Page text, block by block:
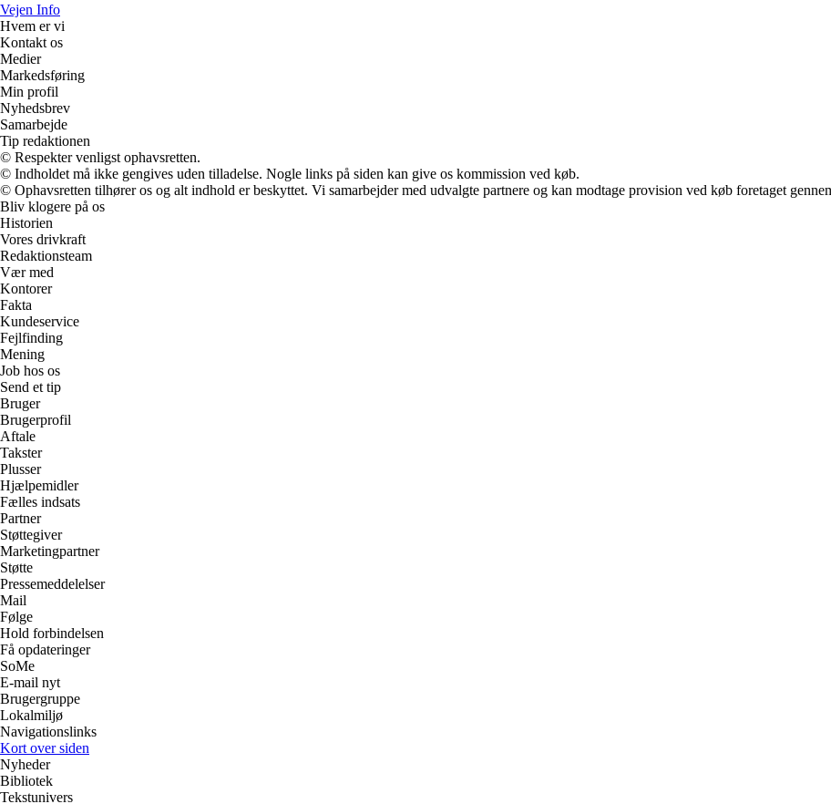
Vejen Info
Hvem er vi
Kontakt os
Medier
Markedsføring
Min profil
Nyhedsbrev
Samarbejde
Tip redaktionen
© Respekter venligst ophavsretten.
© Indholdet må ikke gengives uden tilladelse. Nogle links på siden kan give os kommission ved køb.
© Ophavsretten tilhører os og alt indhold er beskyttet. Vi samarbejder med udvalgte partnere og kan modtage provision ved køb foretaget
Bliv klogere på os
Historien
Vores drivkraft
Redaktionsteam
Vær med
Kontorer
Fakta
Kundeservice
Fejlfinding
Mening
Job hos os
Send et tip
Bruger
Brugerprofil
Aftale
Takster
Plusser
Hjælpemidler
Fælles indsats
Partner
Støttegiver
Marketingpartner
Støtte
Pressemeddelelser
Mail
Følge
Hold forbindelsen
Få opdateringer
SoMe
E-mail nyt
Brugergruppe
Lokalmiljø
Navigationslinks
Kort over siden
Nyheder
Bibliotek
Tekstunivers